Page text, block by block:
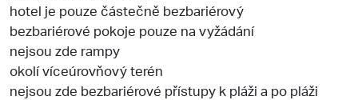
hotel je pouze částečně bezbariérový
bezbariérové pokoje pouze na vyžádání
nejsou zde rampy
okolí víceúrovňový terén
nejsou zde bezbariérové přístupy k pláži a po pláži